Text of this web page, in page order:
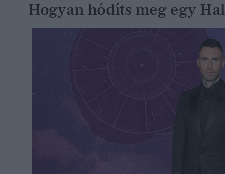
Hogyan hódíts meg egy